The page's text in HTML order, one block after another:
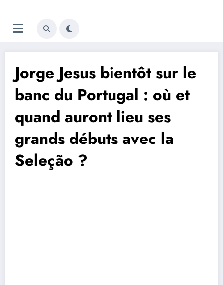
au
contenu
Trivela
L'actualité du football
Jorge Jesus bientôt sur le
banc du Portugal : où et
quand auront lieu ses
grands débuts avec la
Seleção ?